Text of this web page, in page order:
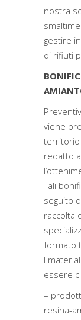
nostra
gestire
di rifiuti
viene
territorio
redatto
Tali
seguito
raccolta
formato
I
essere
–
resina-